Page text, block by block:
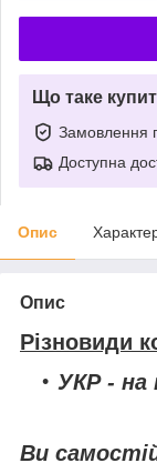
Що таке
Замовлення
Доступна
Опис
Опис
Різновиди
УКР- на
Ви